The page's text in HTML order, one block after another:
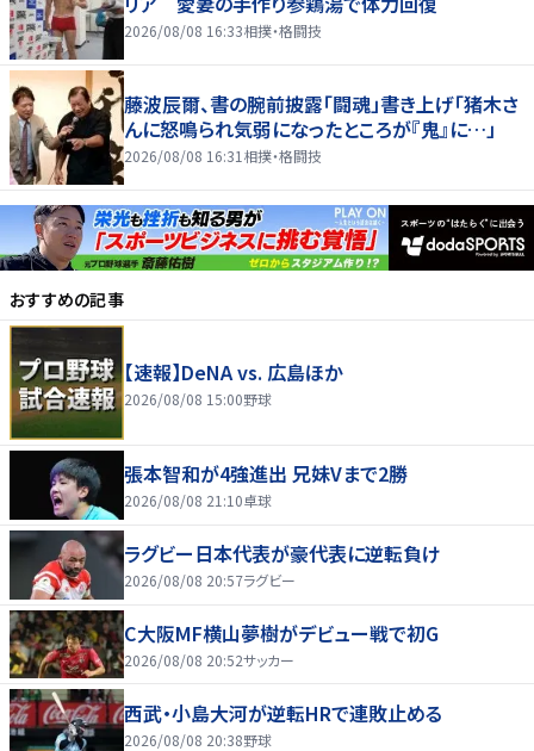
2026/08/08 16:33相撲・格闘技
藤波辰爾、書の腕前披露「闘魂」書き上げ「猪木さ
んに怒鳴られ気弱になったところが『鬼』に…」
2026/08/08 16:31 相撲・格闘技
おすすめの記事
【速報】DeNA vs. 広島ほか
2026/08/08 15:00野球
張本智和が4強進出 兄妹Vまで2勝
2026/08/08 21:10卓球
ラグビー日本代表が豪代表に逆転負け
2026/08/08 20:57ラグビー
C大阪MF横山夢樹がデビュー戦で初G
2026/08/08 20:52サッカー
西武・小島大河が逆転HRで連敗止める
2026/08/08 20:38野球